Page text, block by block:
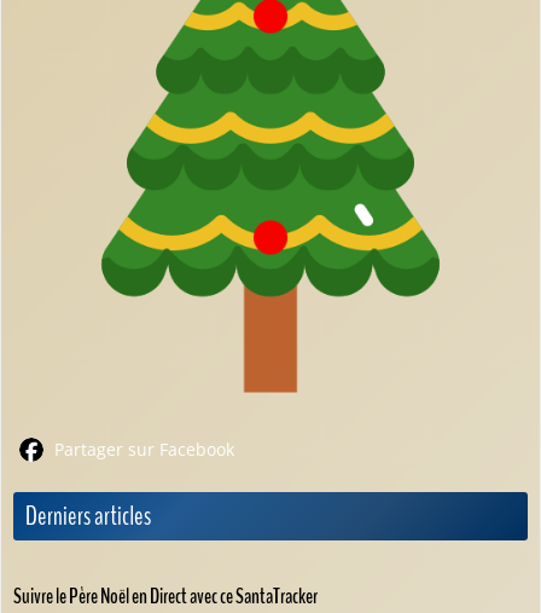
Partager sur Facebook
Derniers articles
Suivre le Père Noël en Direct avec ce SantaTracker